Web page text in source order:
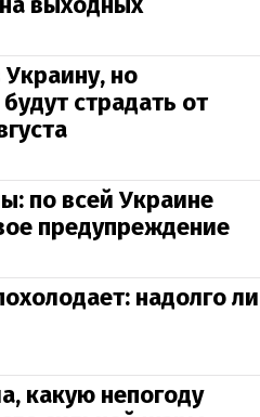
но
страдать от
по всей Украине
предупреждение
надолго ли
какую непогоду